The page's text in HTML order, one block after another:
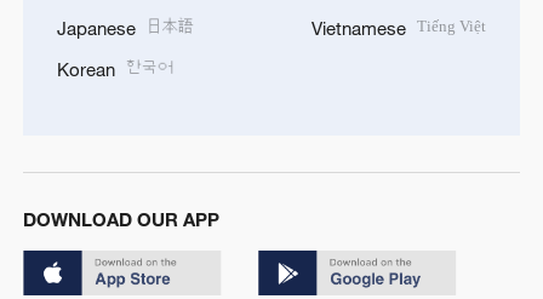
Japanese 日本語
Korean 한국어
Vietnamese Tiếng Việt
DOWNLOAD OUR APP